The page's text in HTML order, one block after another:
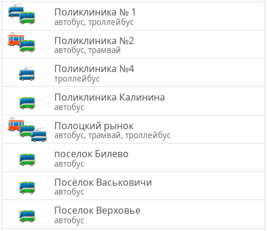
Поликлиника № 1
автобус, троллейбус
Поликлиника №2
автобус, трамвай
Поликлиника №4
троллейбус
Поликлиника Калинина
автобус
Полоцкий рынок
автобус, трамвай, троллейбус
поселок Билево
автобус
Посёлок Васьковичи
автобус
Поселок Верховье
автобус